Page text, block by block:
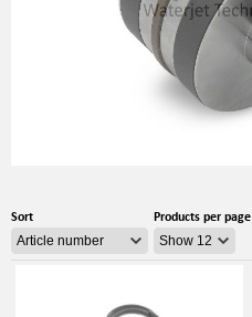
Sort Products per page